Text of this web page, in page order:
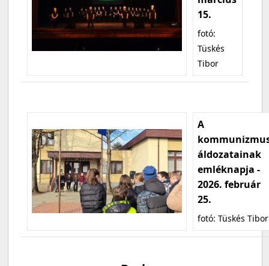
15.
fotó:
Tüskés
Tibor
A
áldozatainak
emléknapja -
2026. február
25.
fotó: Tüskés Tibor